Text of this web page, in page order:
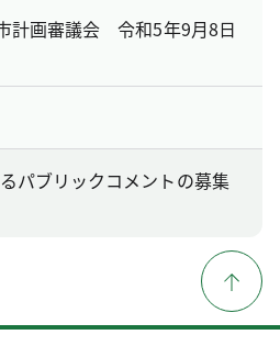
計画審議会 令和5年9月8日
パブリックコメントの募集